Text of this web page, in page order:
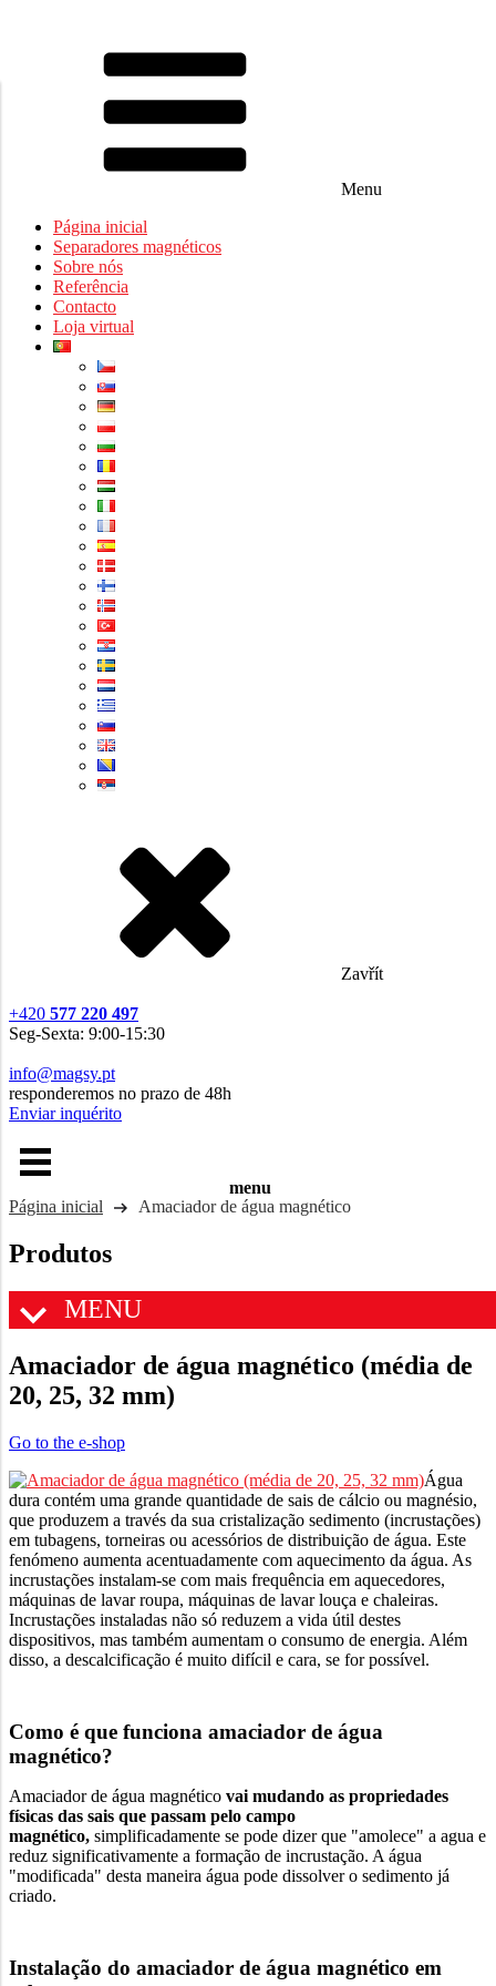
Menu
Página inicial
Separadores magnéticos
Sobre nós
Referência
Contacto
Loja virtual
Zavřít
+420 577 220 497
Seg-Sexta: 9:00-15:30
info@magsy.pt
responderemos no prazo de 48h
Enviar inquérito
menu
Página inicial
Amaciador de água magnético
Produtos
MENU
Amaciador de água magnético (média de
20, 25, 32 mm)
Go to the e-shop
Água
dura contém uma grande quantidade de sais de cálcio ou magnésio,
que produzem a través da sua cristalização sedimento (incrustações)
em tubagens, torneiras ou acessórios de distribuição de água. Este
fenómeno aumenta acentuadamente com aquecimento da água. As
incrustações instalam-se com mais frequência em aquecedores,
máquinas de lavar roupa, máquinas de lavar louça e chaleiras.
Incrustações instaladas não só reduzem a vida útil destes
dispositivos, mas também aumentam o consumo de energia. Além
disso, a descalcificação é muito difícil e cara, se for possível.
Como é que funciona amaciador de água
magnético?
Amaciador de água magnético vai mudando as propriedades
físicas das sais que passam pelo campo
magnético, simplificadamente se pode dizer que "amolece" a agua e
reduz significativamente a formação de incrustação. A água
"modificada" desta maneira água pode dissolver o sedimento já
criado.
Instalação do amaciador de água magnético em